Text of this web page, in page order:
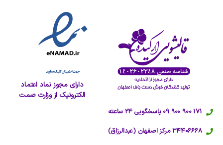
دارای مجوز نماد اعتماد
الکترونیک از وزارت صمت
171 900 900 09 پاسخگویی 24 ساعته
34406668 مرکز اصفهان (عبدالرزاق)